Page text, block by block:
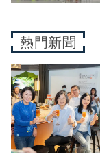
熱門新聞